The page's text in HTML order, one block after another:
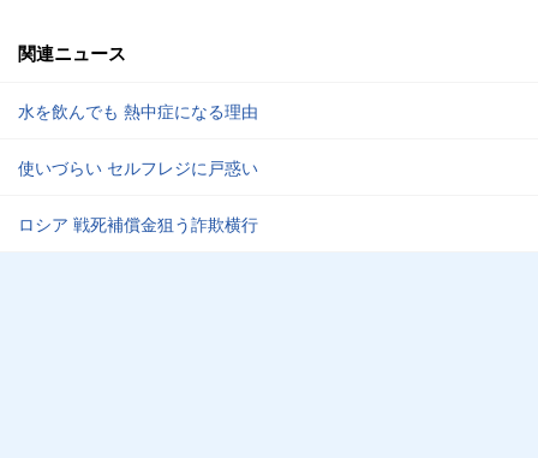
関連ニュース
水を飲んでも 熱中症になる理由
使いづらい セルフレジに戸惑い
ロシア 戦死補償金狙う詐欺横行